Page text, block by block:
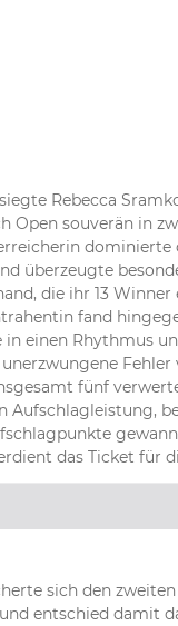
Rebecca
Open souverän in
dominierte
überzeugte
die ihr 13 Winner
fand
in einen Rhythmus
Fehler
fünf
Aufschlagleistung,
das Ticket für
sich den
entschied damit